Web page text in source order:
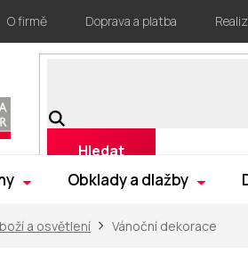
O firmě Doprava a platba
Hledat
Obklady a dlažby
a osvětlení Vánoční dekorace